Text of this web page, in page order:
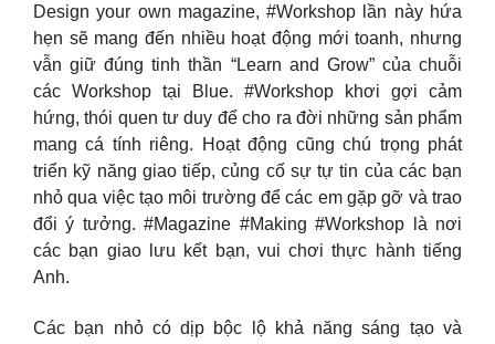
Design your own magazine, #Workshop lần này hứa
hẹn sẽ mang đến nhiều hoạt động mới toanh, nhưng
vẫn giữ đúng tinh thần “Learn and Grow” của chuỗi
các Workshop tại Blue. #Workshop khơi gợi cảm
hứng, thói quen tư duy để cho ra đời những sản phẩm
mang cá tính riêng. Hoạt động cũng chú trọng phát
triển kỹ năng giao tiếp, củng cố sự tự tin của các bạn
nhỏ qua việc tạo môi trường để các em gặp gỡ và trao
đổi ý tưởng. #Magazine #Making #Workshop là nơi
các bạn giao lưu kết bạn, vui chơi thực hành tiếng
Anh.
Các bạn nhỏ có dịp bộc lộ khả năng sáng tạo và